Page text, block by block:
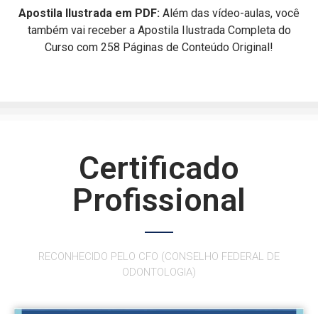
Apostila Ilustrada em PDF: Além das vídeo-aulas, você
também vai receber a Apostila Ilustrada Completa do
Curso com 258 Páginas de Conteúdo Original!
Certificado
Profissional
RECONHECIDO PELO CFO (CONSELHO FEDERAL DE
ODONTOLOGIA)